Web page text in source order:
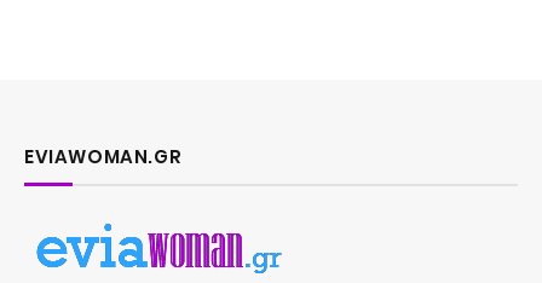
EVIAWOMAN.GR